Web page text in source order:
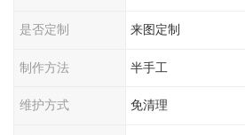
是否定制 来图定制
制作方法 半手工
维护方式 免清理